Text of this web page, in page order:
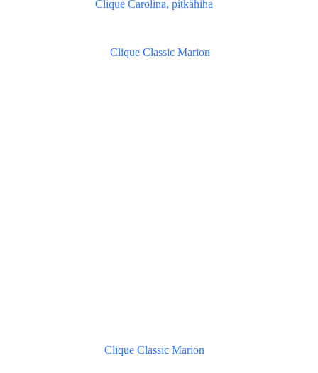
Clique Carolina, pitkähiha
Clique Classic Marion